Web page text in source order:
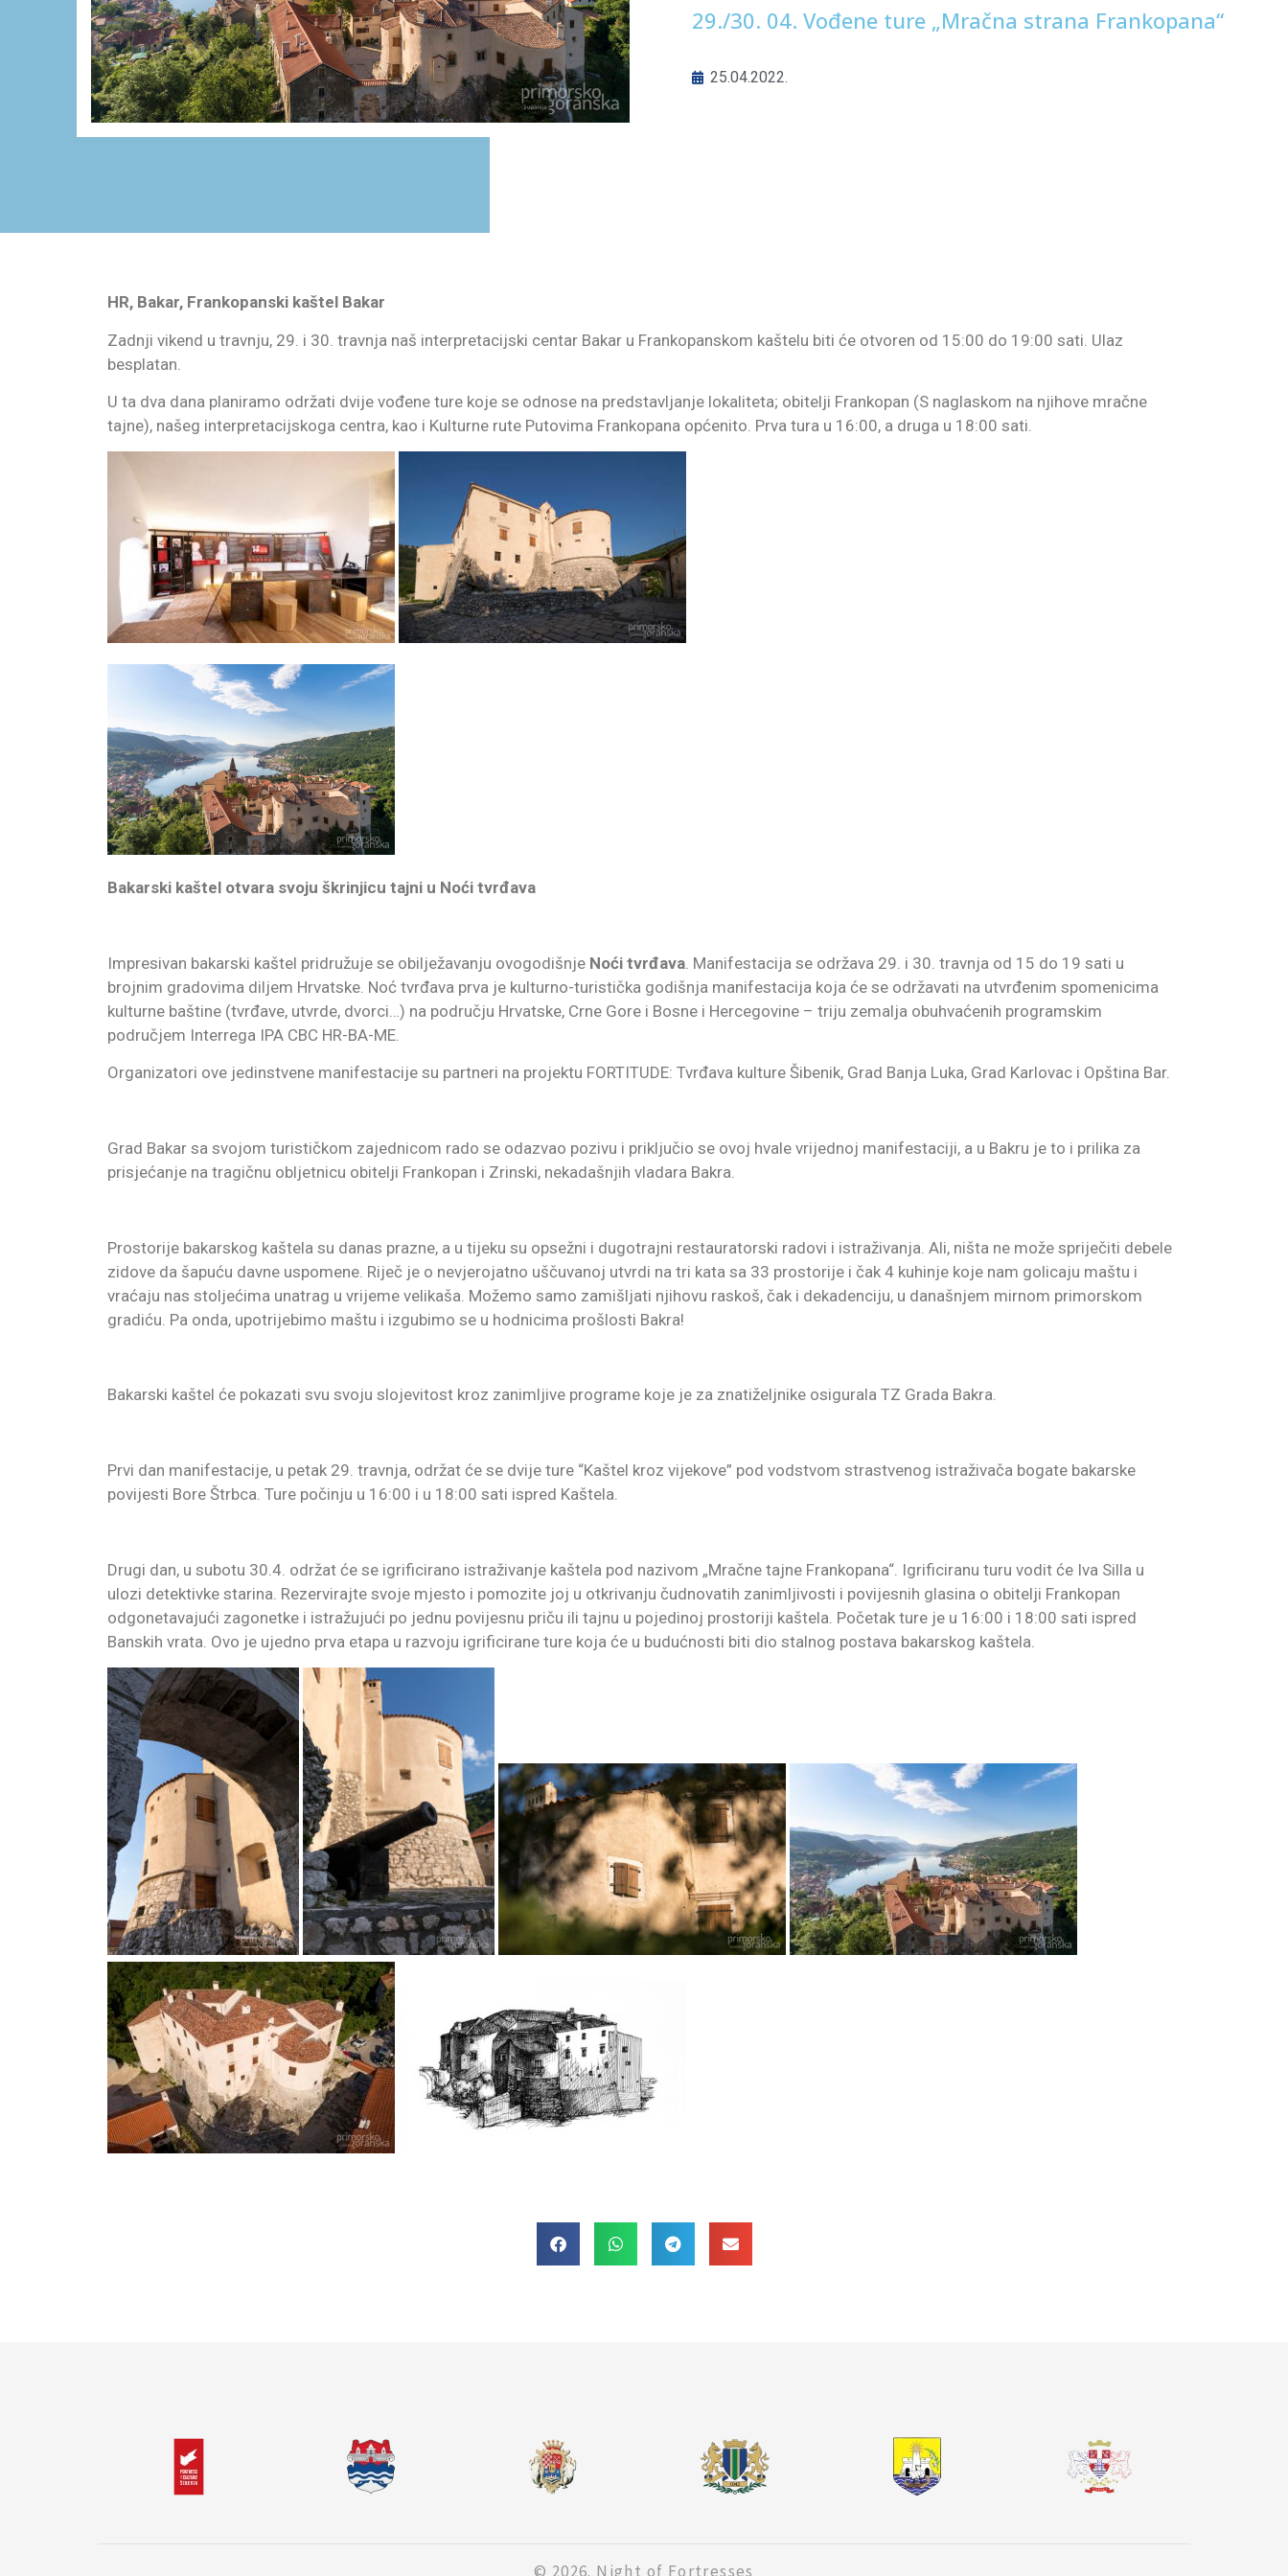
29./30. 04. Vođene ture „Mračna strana Frankopana“
25.04.2022.
HR, Bakar, Frankopanski kaštel Bakar
Zadnji vikend u travnju, 29. i 30. travnja naš interpretacijski centar Bakar u Frankopanskom kaštelu biti će otvoren od 15:00 do 19:00 sati. Ulaz
besplatan.
U ta dva dana planiramo održati dvije vođene ture koje se odnose na predstavljanje lokaliteta; obitelji Frankopan (S naglaskom na njihove mračne
tajne), našeg interpretacijskoga centra, kao i Kulturne rute Putovima Frankopana općenito. Prva tura u 16:00, a druga u 18:00 sati.
Bakarski kaštel otvara svoju škrinjicu tajni u Noći tvrđava
Impresivan bakarski kaštel pridružuje se obilježavanju ovogodišnje Noći tvrđava . Manifestacija se održava 29. i 30. travnja od 15 do 19 sati u
brojnim gradovima diljem Hrvatske. Noć tvrđava prva je kulturno-turistička godišnja manifestacija koja će se održavati na utvrđenim spomenicima
kulturne baštine (tvrđave, utvrde, dvorci…) na području Hrvatske, Crne Gore i Bosne i Hercegovine – triju zemalja obuhvaćenih programskim
područjem Interrega IPA CBC HR-BA-ME.
Organizatori ove jedinstvene manifestacije su partneri na projektu FORTITUDE: Tvrđava kulture Šibenik, Grad Banja Luka, Grad Karlovac i Opština Bar.
Grad Bakar sa svojom turističkom zajednicom rado se odazvao pozivu i priključio se ovoj hvale vrijednoj manifestaciji, a u Bakru je to i prilika za
prisjećanje na tragičnu obljetnicu obitelji Frankopan i Zrinski, nekadašnjih vladara Bakra.
Prostorije bakarskog kaštela su danas prazne, a u tijeku su opsežni i dugotrajni restauratorski radovi i istraživanja. Ali, ništa ne može spriječiti debele
zidove da šapuću davne uspomene. Riječ je o nevjerojatno uščuvanoj utvrdi na tri kata sa 33 prostorije i čak 4 kuhinje koje nam golicaju maštu i
vraćaju nas stoljećima unatrag u vrijeme velikaša. Možemo samo zamišljati njihovu raskoš, čak i dekadenciju, u današnjem mirnom primorskom
gradiću. Pa onda, upotrijebimo maštu i izgubimo se u hodnicima prošlosti Bakra!
Bakarski kaštel će pokazati svu svoju slojevitost kroz zanimljive programe koje je za znatiželjnike osigurala TZ Grada Bakra.
Prvi dan manifestacije, u petak 29. travnja, održat će se dvije ture “Kaštel kroz vijekove” pod vodstvom strastvenog istraživača bogate bakarske
povijesti Bore Štrbca. Ture počinju u 16:00 i u 18:00 sati ispred Kaštela.
Drugi dan, u subotu 30.4. održat će se igrificirano istraživanje kaštela pod nazivom „Mračne tajne Frankopana“. Igrificiranu turu vodit će Iva Silla u
ulozi detektivke starina. Rezervirajte svoje mjesto i pomozite joj u otkrivanju čudnovatih zanimljivosti i povijesnih glasina o obitelji Frankopan
odgonetavajući zagonetke i istražujući po jednu povijesnu priču ili tajnu u pojedinoj prostoriji kaštela. Početak ture je u 16:00 i 18:00 sati ispred
Banskih vrata. Ovo je ujedno prva etapa u razvoju igrificirane ture koja će u budućnosti biti dio stalnog postava bakarskog kaštela.
© 2026. Night of Fortresses